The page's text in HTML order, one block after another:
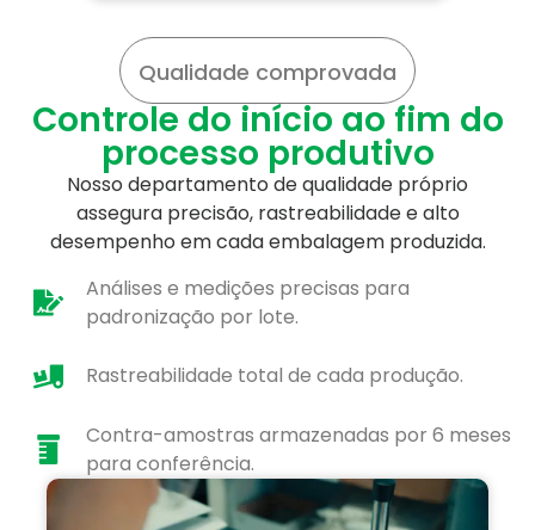
Qualidade comprovada
Controle do início ao fim do
processo produtivo
Nosso departamento de qualidade próprio
assegura precisão, rastreabilidade e alto
desempenho em cada embalagem produzida.
Análises e medições precisas para
padronização por lote.
Rastreabilidade total de cada produção.
Contra-amostras armazenadas por 6 meses
para conferência.